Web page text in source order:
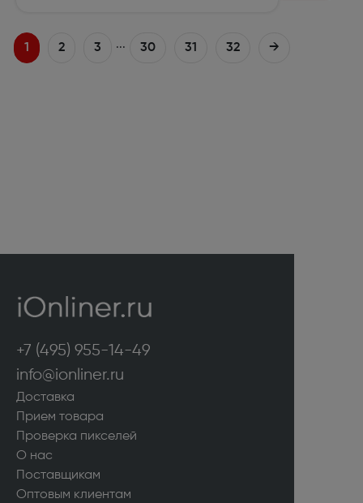
1 2 3 ... 30 31 32 →
+7 (495) 955-14-49
info@ionliner.ru
Доставка
Прием товара
Проверка пикселей
О нас
Поставщикам
Оптовым клиентам